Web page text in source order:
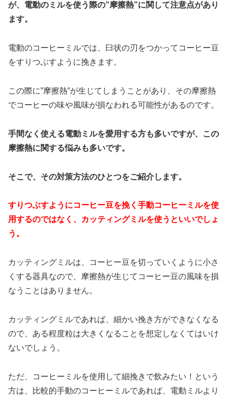
が、電動のミルを使う際の”摩擦熱”に関して注意点があり
ます。
電動のコーヒーミルでは、臼状の刃をつかってコーヒー豆
をすりつぶすように挽きます。
この際に”摩擦熱”が生じてしまうことがあり、その摩擦熱
でコーヒーの味や風味が損なわれる可能性があるのです。
手間なく使える電動ミルを愛用する方も多いですが、この
摩擦熱に関する悩みも多いです。
そこで、その対策方法のひとつをご紹介します。
すりつぶすようにコーヒー豆を挽く手動コーヒーミルを使
用するのではなく、カッティングミルを使うといいでしょ
う。
カッティングミルは、コーヒー豆を切っていくように小さ
くする器具なので、摩擦熱が生じてコーヒー豆の風味を損
なうことはありません。
カッティングミルであれば、細かい挽き方ができなくなる
ので、ある程度粒は大きくなることを想定しなくてはいけ
ないでしょう。
ただ、コーヒーミルを使用して細挽きで飲みたい！という
方は、比較的手動のコーヒーミルであれば、電動ミルより